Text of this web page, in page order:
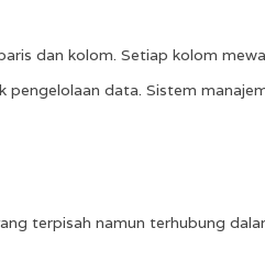
dan kolom. Setiap kolom
pengelolaan data. Sistem
terpisah namun terhubung